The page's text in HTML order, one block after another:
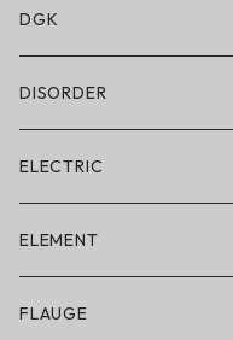
水着/スイムウェア
DGK
DISORDER
ELECTRIC
ELECTRIC × ON THE ROAM
アパレル
ELEMENT
FLAUGE